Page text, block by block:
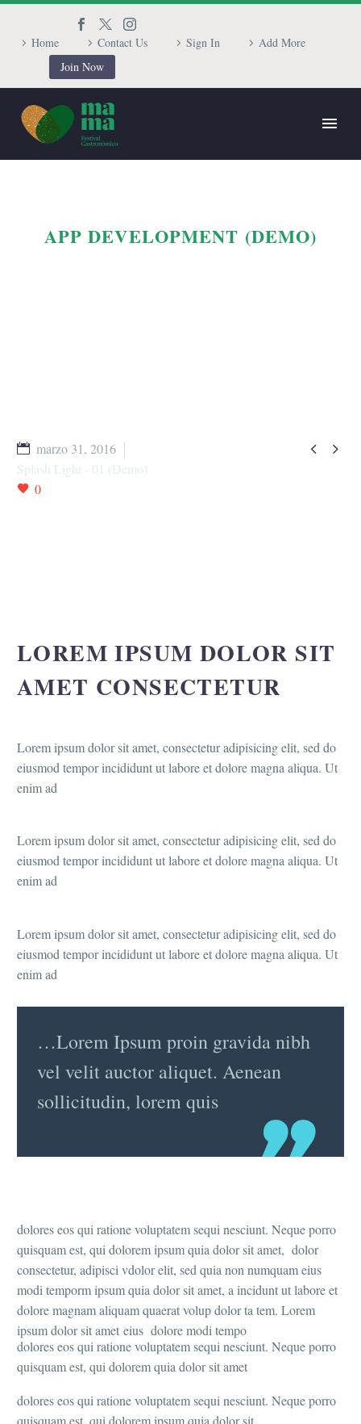
Home Contact Us Sign In
Add More
Join Now
APP DEVELOPMENT (DEMO)
 
marzo 31, 2016
Splash Light - 01 (Demo)
0
LOREM IPSUM DOLOR SIT
AMET CONSECTETUR
Lorem ipsum dolor sit amet, consectetur adipisicing elit, sed do
eiusmod tempor incididunt ut labore et dolore magna aliqua. Ut
enim ad
Lorem ipsum dolor sit amet, consectetur adipisicing elit, sed do
eiusmod tempor incididunt ut labore et dolore magna aliqua. Ut
enim ad
Lorem ipsum dolor sit amet, consectetur adipisicing elit, sed do
eiusmod tempor incididunt ut labore et dolore magna aliqua. Ut
enim ad
…Lorem Ipsum proin gravida nibh
vel velit auctor aliquet. Aenean
sollicitudin, lorem quis
dolores eos qui ratione voluptatem sequi nesciunt. Neque porro
quisquam est, qui dolorem ipsum quia dolor sit amet, dolor
consectetur, adipisci vdolor elit, sed quia non numquam eius
modi temporm ipsum quia dolor sit amet, a incidunt ut labore et
dolore magnam aliquam quaerat volup dolor ta tem. Lorem
ipsum dolor sit amet eius dolore modi tempo
dolores eos qui ratione voluptatem sequi nesciunt. Neque porro
quisquam est, qui dolorem quia dolor sit amet
dolores eos qui ratione voluptatem sequi nesciunt. Neque porro
quisquam est, qui dolorem ipsum quia dolor sit